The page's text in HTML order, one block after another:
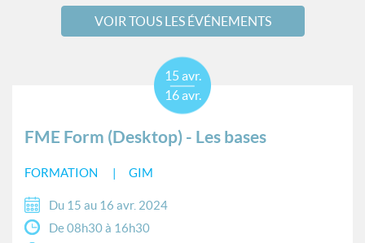
VOIR TOUS LES ÉVÉNEMENTS
FME Form (Desktop) - Les bases
FORMATION GIM
15 avr.
16 avr.
Du 15 au 16 avr. 2024
De 08h30 à 16h30